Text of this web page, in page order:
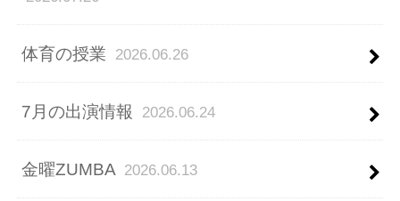
体育の授業 2026.06.26
7月の出演情報 2026.06.24
金曜ZUMBA 2026.06.13